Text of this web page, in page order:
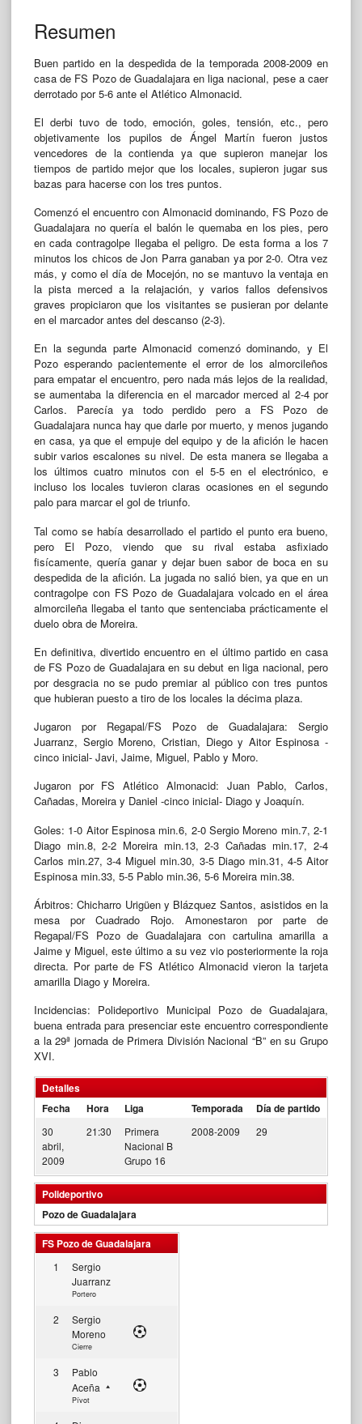
Resumen
Buen partido en la despedida de la temporada 2008-2009 en
casa de FS Pozo de Guadalajara en liga nacional, pese a caer
derrotado por 5-6 ante el Atlético Almonacid.
El derbi tuvo de todo, emoción, goles, tensión, etc., pero
objetivamente los pupilos de Ángel Martín fueron justos
vencedores de la contienda ya que supieron manejar los
tiempos de partido mejor que los locales, supieron jugar sus
bazas para hacerse con los tres puntos.
Comenzó el encuentro con Almonacid dominando, FS Pozo de
Guadalajara no quería el balón le quemaba en los pies, pero
en cada contragolpe llegaba el peligro. De esta forma a los 7
minutos los chicos de Jon Parra ganaban ya por 2-0. Otra vez
más, y como el día de Mocejón, no se mantuvo la ventaja en
la pista merced a la relajación, y varios fallos defensivos
graves propiciaron que los visitantes se pusieran por delante
en el marcador antes del descanso (2-3).
En la segunda parte Almonacid comenzó dominando, y El
Pozo esperando pacientemente el error de los almorcileños
para empatar el encuentro, pero nada más lejos de la realidad,
se aumentaba la diferencia en el marcador merced al 2-4 por
Carlos. Parecía ya todo perdido pero a FS Pozo de
Guadalajara nunca hay que darle por muerto, y menos jugando
en casa, ya que el empuje del equipo y de la afición le hacen
subir varios escalones su nivel. De esta manera se llegaba a
los últimos cuatro minutos con el 5-5 en el electrónico, e
incluso los locales tuvieron claras ocasiones en el segundo
palo para marcar el gol de triunfo.
Tal como se había desarrollado el partido el punto era bueno,
pero El Pozo, viendo que su rival estaba asfixiado
fisícamente, quería ganar y dejar buen sabor de boca en su
despedida de la afición. La jugada no salió bien, ya que en un
contragolpe con FS Pozo de Guadalajara volcado en el área
almorcileña llegaba el tanto que sentenciaba prácticamente el
duelo obra de Moreira.
En definitiva, divertido encuentro en el último partido en casa
de FS Pozo de Guadalajara en su debut en liga nacional, pero
por desgracia no se pudo premiar al público con tres puntos
que hubieran puesto a tiro de los locales la décima plaza.
Jugaron por Regapal/FS Pozo de Guadalajara: Sergio
Juarranz, Sergio Moreno, Cristian, Diego y Aitor Espinosa -
cinco inicial- Javi, Jaime, Miguel, Pablo y Moro.
Jugaron por FS Atlético Almonacid: Juan Pablo, Carlos,
Cañadas, Moreira y Daniel -cinco inicial- Diago y Joaquín.
Goles: 1-0 Aitor Espinosa min.6, 2-0 Sergio Moreno min.7, 2-1
Diago min.8, 2-2 Moreira min.13, 2-3 Cañadas min.17, 2-4
Carlos min.27, 3-4 Miguel min.30, 3-5 Diago min.31, 4-5 Aitor
Espinosa min.33, 5-5 Pablo min.36, 5-6 Moreira min.38.
Árbitros: Chicharro Urigüen y Blázquez Santos, asistidos en la
mesa por Cuadrado Rojo. Amonestaron por parte de
Regapal/FS Pozo de Guadalajara con cartulina amarilla a
Jaime y Miguel, este último a su vez vio posteriormente la roja
directa. Por parte de FS Atlético Almonacid vieron la tarjeta
amarilla Diago y Moreira.
Incidencias: Polideportivo Municipal Pozo de Guadalajara,
buena entrada para presenciar este encuentro correspondiente
a la 29ª jornada de Primera División Nacional “B” en su Grupo
XVI.
Detalles
Fecha
Hora Liga Temporada Día de partido
30
abril,
2009
21:30
Primera
Nacional B
Grupo 16
2008-2009 29
Polideportivo
Pozo de Guadalajara
FS Pozo de Guadalajara
1
Sergio
Juarranz
Portero
2
Sergio
Moreno
Cierre
3
Pablo
Aceña
Pívot